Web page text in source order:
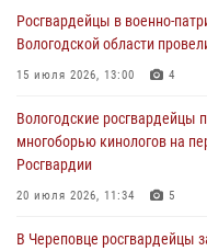
29 июля 2026, 13:20
В Вологде росгвардейцы
29 июля 2026, 09:08
Росгвардейцы в военно-
Вологодской области
15 июля 2026, 13:00 4
Вологодские росгвардейцы
многоборью кинологов на
Росгвардии
20 июля 2026, 11:34 5
В Череповце росгвардейцы